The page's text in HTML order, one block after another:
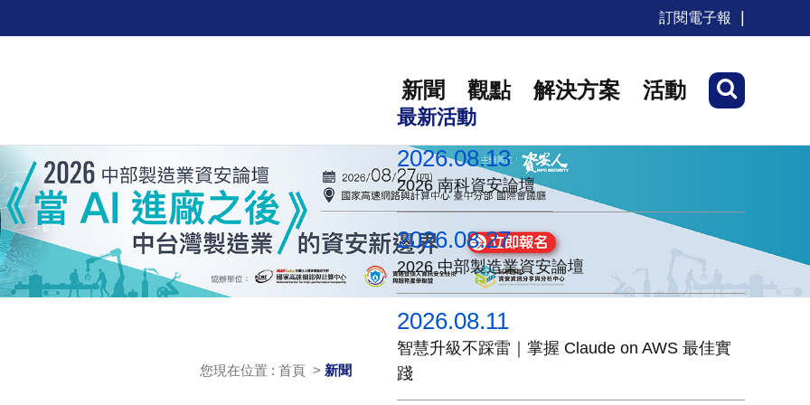
訂閱電子報
新聞 觀點 解決方案 活動
您現在位置 : 首頁 > 新聞
最新活動
2026.08.13
2026 南科資安論壇
2026.08.27
2026 中部製造業資安論壇
2026.08.11
智慧升級不踩雷｜掌握 Claude on AWS 最佳實
踐